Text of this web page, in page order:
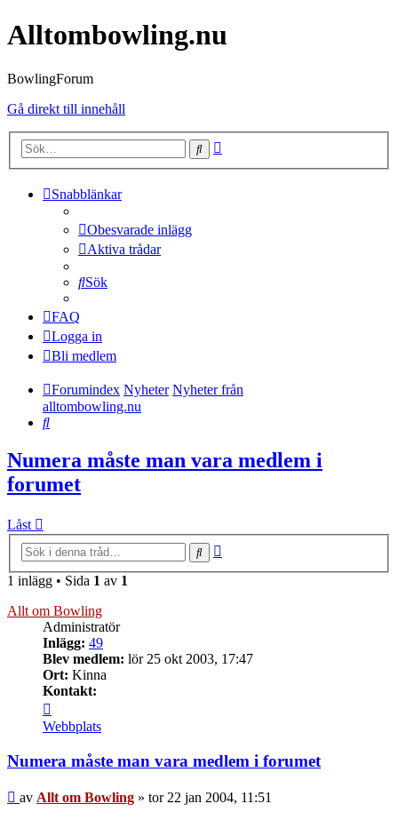
Alltombowling.nu
BowlingForum
Gå direkt till innehåll
Sök
Snabblänkar
Obesvarade inlägg
Aktiva trådar
Sök
FAQ
Logga in
Bli medlem
Forumindex Nyheter Nyheter från
alltombowling.nu
Sök
Numera måste man vara medlem i
forumet
Låst
Sök
1 inlägg • Sida 1 av 1
Allt om Bowling
Administratör
Inlägg: 49
Blev medlem: lör 25 okt 2003, 17:47
Ort: Kinna
Kontakt:
Allt
om
Bowling
Webbplats
Numera måste man vara medlem i forumet
Inlägg
av Allt om Bowling » tor 22 jan 2004, 11:51